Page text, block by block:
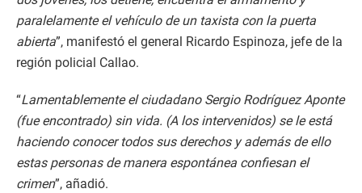
paralelamente el vehículo de un taxista con la puerta
abierta”, manifestó el general Ricardo Espinoza, jefe de la
región policial Callao.
“Lamentablemente el ciudadano Sergio Rodríguez Aponte
(fue encontrado) sin vida. (A los intervenidos) se le está
haciendo conocer todos sus derechos y además de ello
estas personas de manera espontánea confiesan el
crimen”, añadió.